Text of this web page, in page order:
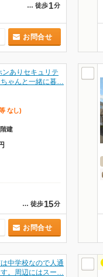
… 徒歩1分
お問合せ
ありセキュリテ
ゃんと一緒に暮…
なし)
建
… 徒歩15分
お問合せ
中学校なので人通
。周辺にはスー…